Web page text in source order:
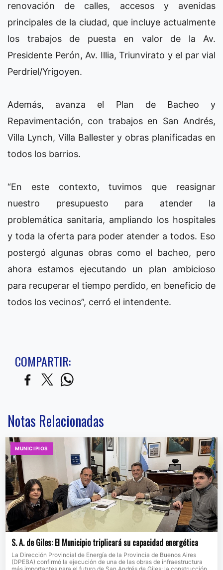
renovación de calles, accesos y avenidas
principales de la ciudad, que incluye actualmente
los trabajos de puesta en valor de la Av.
Presidente Perón, Av. Illia, Triunvirato y el par vial
Perdriel/Yrigoyen.
Además, avanza el Plan de Bacheo y
Repavimentación, con trabajos en San Andrés,
Villa Lynch, Villa Ballester y obras planificadas en
todos los barrios.
“En este contexto, tuvimos que reasignar
nuestro presupuesto para atender la
problemática sanitaria, ampliando los hospitales
y toda la oferta para poder atender a todos. Eso
postergó algunas obras como el bacheo, pero
ahora estamos ejecutando un plan ambicioso
para recuperar el tiempo perdido, en beneficio de
todos los vecinos”, cerró el intendente.
COMPARTIR:
Notas Relacionadas
MUNICIPIOS
S. A. de Giles: El Municipio triplicará su capacidad energética
La Dirección Provincial de Energía de la Provincia de Buenos Aires
(DPEBA) confirmó la ejecución de una de las obras de infraestructura